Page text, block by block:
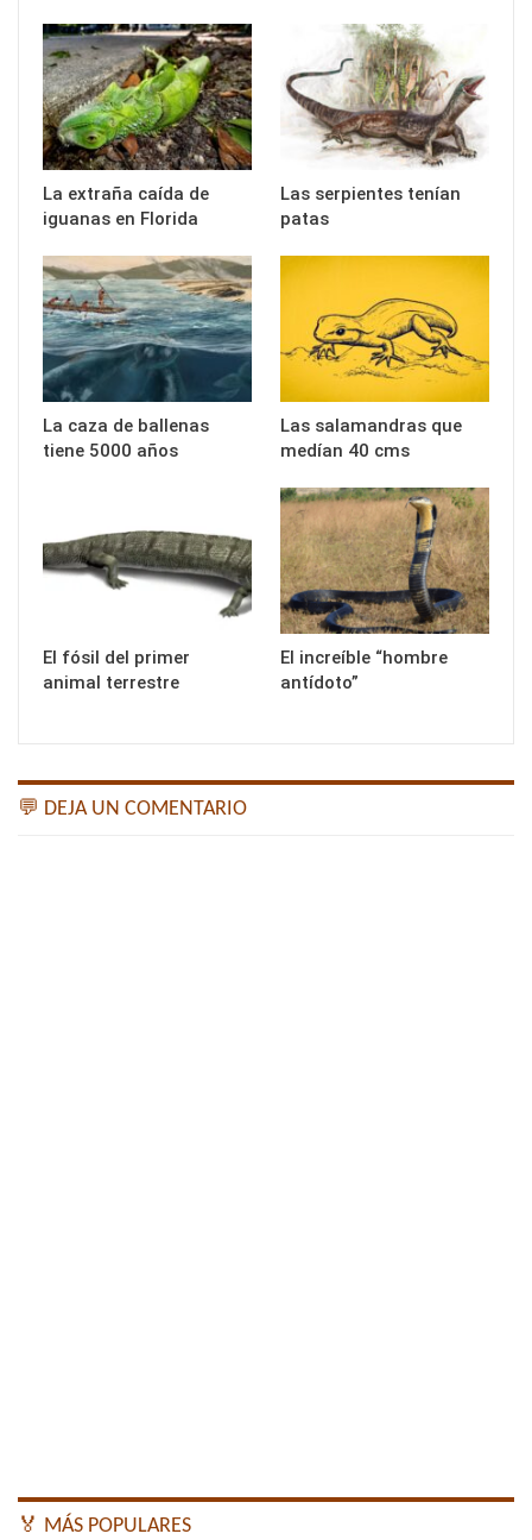
La extraña caída de
iguanas en Florida
Las serpientes tenían
patas
La caza de ballenas
tiene 5000 años
Las salamandras que
medían 40 cms
El fósil del primer
animal terrestre
El increíble “hombre
antídoto”
💬 DEJA UN COMENTARIO
🏅 MÁS POPULARES